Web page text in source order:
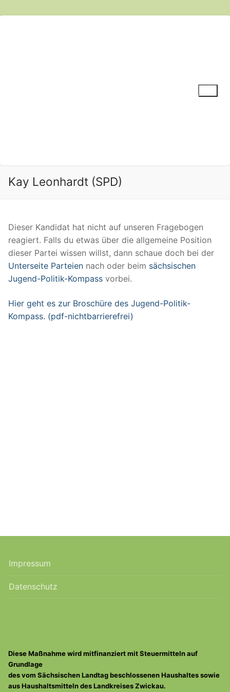
Kay Leonhardt (SPD)
Dieser Kandidat hat nicht auf unseren Fragebogen
reagiert. Falls du etwas über die allgemeine Position
dieser Partei wissen willst, dann schaue doch bei der
Unterseite Parteien nach oder beim sächsischen
Jugend-Politik-Kompass vorbei.
Hier geht es zur Broschüre des Jugend-Politik-
Kompass. (pdf-nichtbarrierefrei)
Impressum
Datenschutz
Diese Maßnahme wird mitfinanziert mit Steuermitteln auf
Grundlage
des vom Sächsischen Landtag beschlossenen Haushaltes sowie
aus Haushaltsmitteln des Landkreises Zwickau.